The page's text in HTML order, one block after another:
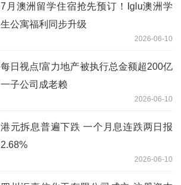
7月澳洲留学住宿抢先预订！Iglu澳洲学
生公寓福利同步升级
2026-06-10
每日视点!富力地产被执行总金额超200亿
一子公司成老赖
2026-06-10
港元拆息普遍下跌 一个月息连跌两日报
2.68%
2026-06-10